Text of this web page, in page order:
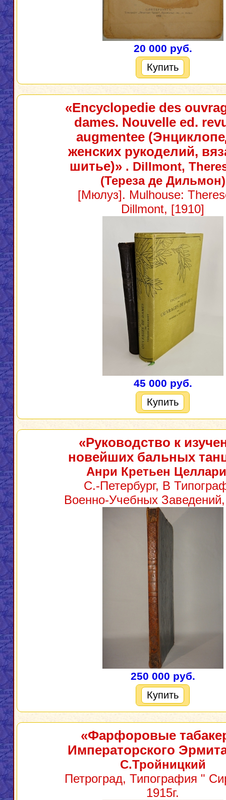
20 000 руб.
Купить
«Encyclopedie des
dames. Nouvelle ed.
augmentee
женских рукоделий,
шитье)» . Dillmont,
(Тереза де Дильмон)
[Мюлуз]. Mulhouse:
Dillmont, [1910]
45 000 руб.
Купить
«Руководство к
новейших бальных
Анри Кретьен
С.-Петербург, В
Военно-Учебных Заведений,
250 000 руб.
Купить
«Фарфоровые
Императорского
С.Тройницкий
Петроград, Типография "
1915г.